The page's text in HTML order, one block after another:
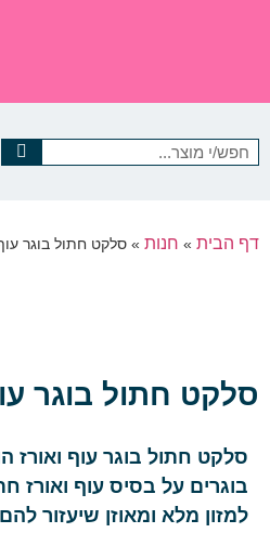
דף הבית » חנות » סלקט חתול בוגר עוף 2
סלקט חתול בוגר עוף 2
סלקט חתול בוגר עוף ואורז
בוגרים על בסיס עוף ואורז
למזון מלא ומאוזן שיעזור